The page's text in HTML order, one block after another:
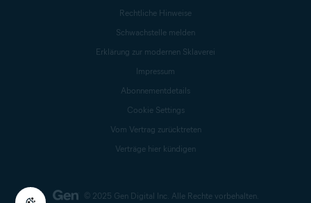
© 2025 Gen Digital Inc. Alle Rechte vorbehalten.
Rechtliche Hinweise
Schwachstelle melden
Erklärung zur modernen Sklaverei
Impressum
Abonnementdetails
Cookie Settings
Vom Vertrag zurücktreten
Verträge hier kündigen